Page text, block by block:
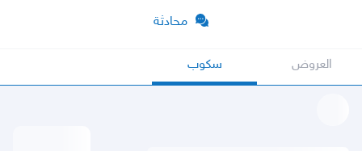
محادثة
العروض سكوب